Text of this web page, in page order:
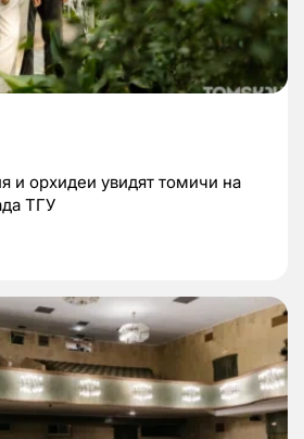
и орхидеи увидят томичи на
ТГУ